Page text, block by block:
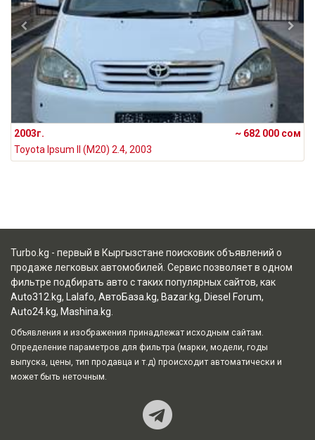
2003г.
~ 682 000 сом
Toyota Ipsum II (M20) 2.4, 2003
Turbo.kg - первый в Кыргызстане поисковик объявлений о
продаже легковых автомобилей. Сервис позволяет в одном
фильтре подбирать авто с таких популярных сайтов, как
Auto312.kg, Lalafo, АвтоБаза.kg, Bazar.kg, Diesel Forum,
Auto24.kg, Mashina.kg
Объявления и изображения принадлежат исходным сайтам.
Определение параметров для фильтра (марки, модели, годы
выпуска, цены, тип продавца и т.д) происходит автоматически и
может быть неточным.
Наш